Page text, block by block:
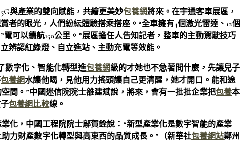
與產業的雙向賦能，共繪更美妙包養網將來。在宇通客車展區，
者的眼光，人們紛紜體驗搭乘搭座。“全車擁有4個激光雷達、12個
可以續航150公里。”展區擔任人告知記者，整車的主動駕駛技巧
辨認紅綠燈、自立進站、主動充電等效能。
數字化、智能化轉型進包養網級的才她也不急著問什麼，先讓兒子
包養網水讓他喝，見他用力搖頭讓自己更清醒，她才開口。能和途
間。”中國迷信院院士雒建斌說，將來，會有一批批企業把包養本
包養網比較線。
化，中國工程院院士鄔賀銓說：“新型產業化是數字智能的產業
力財產數字化轉型與高東西的品質成長。”（新華社包養網站鄭州